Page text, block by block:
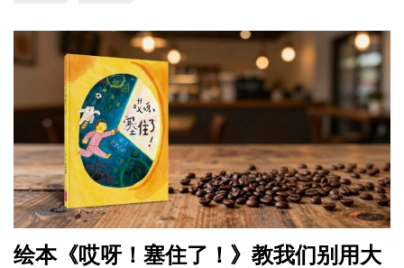
绘本《哎呀！塞住了！》教我们别用大